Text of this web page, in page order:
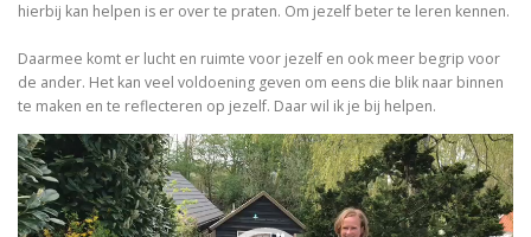
hierbij kan helpen is er over te praten. Om jezelf beter te leren kennen.
Daarmee komt er lucht en ruimte voor jezelf en ook meer begrip voor
de ander. Het kan veel voldoening geven om eens die blik naar binnen
te maken en te reflecteren op jezelf. Daar wil ik je bij helpen.
Videospeler